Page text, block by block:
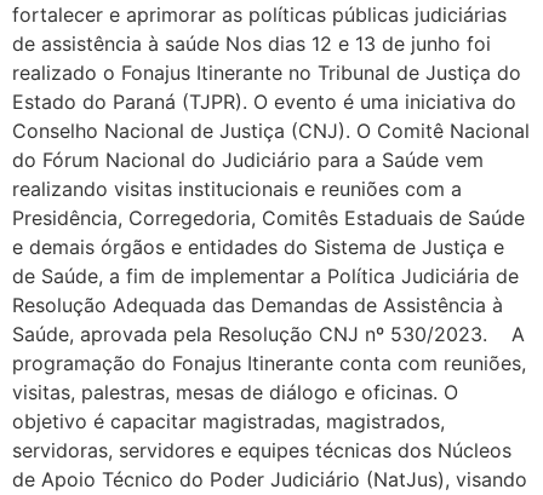
fortalecer e aprimorar as políticas públicas judiciárias
de assistência à saúde Nos dias 12 e 13 de junho foi
realizado o Fonajus Itinerante no Tribunal de Justiça do
Estado do Paraná (TJPR). O evento é uma iniciativa do
Conselho Nacional de Justiça (CNJ). O Comitê Nacional
do Fórum Nacional do Judiciário para a Saúde vem
realizando visitas institucionais e reuniões com a
Presidência, Corregedoria, Comitês Estaduais de Saúde
e demais órgãos e entidades do Sistema de Justiça e
de Saúde, a fim de implementar a Política Judiciária de
Resolução Adequada das Demandas de Assistência à
Saúde, aprovada pela Resolução CNJ nº 530/2023. A
programação do Fonajus Itinerante conta com reuniões,
visitas, palestras, mesas de diálogo e oficinas. O
objetivo é capacitar magistradas, magistrados,
servidoras, servidores e equipes técnicas dos Núcleos
de Apoio Técnico do Poder Judiciário (NatJus), visando